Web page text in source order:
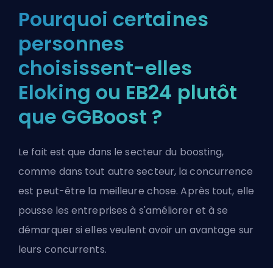
Pourquoi certaines
personnes
choisissent-elles
Eloking ou EB24 plutôt
que GGBoost ?
Le fait est que dans le secteur du boosting,
comme dans tout autre secteur, la concurrence
est peut-être la meilleure chose. Après tout, elle
pousse les entreprises à s'améliorer et à se
démarquer si elles veulent avoir un avantage sur
leurs concurrents.